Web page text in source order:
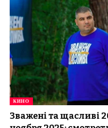
КИНО
Зважені та щасливі